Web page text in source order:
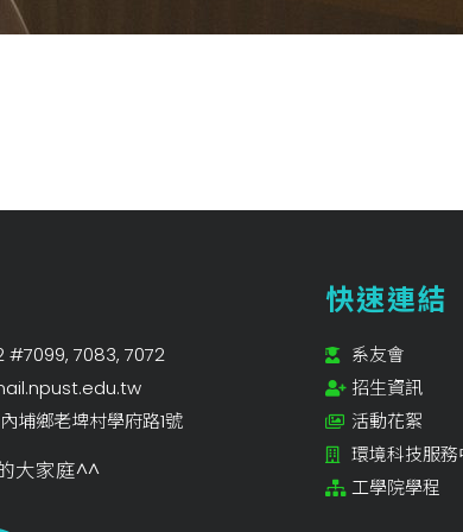
#7099, 7083, 7072
埔鄉老埤村學府路1號
大家庭^^
快速連結
系友會
招生資訊
活動花絮
環境科技服
工學院學程